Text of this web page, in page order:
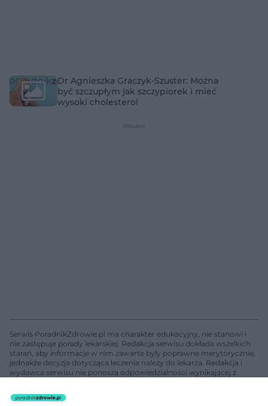
Dr Agnieszka Graczyk-Szuster: Można
być szczupłym jak szczypiorek i mieć
wysoki cholesterol
Serwis PoradnikZdrowie.pl ma charakter edukacyjny, nie stanowi i
nie zastępuje porady lekarskiej. Redakcja serwisu dokłada wszelkich
starań, aby informacje w nim zawarte były poprawne merytorycznie,
jednakże decyzja dotycząca leczenia należy do lekarza. Redakcja i
wydawca serwisu nie ponoszą odpowiedzialności wynikającej z
świadczeń zdrowotnych w rozumieniu art. 3 ust 1 ustawy o